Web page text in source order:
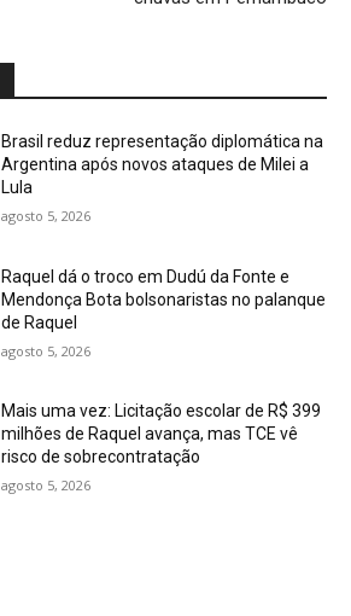
Brasil reduz representação diplomática na
Argentina após novos ataques de Milei a
Lula
agosto 5, 2026
Raquel dá o troco em Dudú da Fonte e
Mendonça Bota bolsonaristas no palanque
de Raquel
agosto 5, 2026
Mais uma vez: Licitação escolar de R$ 399
milhões de Raquel avança, mas TCE vê
risco de sobrecontratação
agosto 5, 2026